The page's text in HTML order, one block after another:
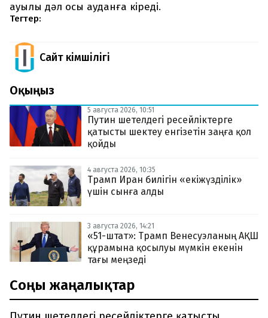
ауылы дәл осы ауданға кіреді.
Тегтер:
Сайт Әкімшілігі
Оқыңыз
5 августа 2026, 10:51
Путин шетелдегі ресейліктерге
қатысты шектеу енгізетін заңға қол
қойды
4 августа 2026, 10:35
Трамп Иран билігін «екіжүзділік»
үшін сынға алды
3 августа 2026, 14:21
«51-штат»: Трамп Венесуэланың АҚШ
құрамына қосылуы мүмкін екенін
тағы меңзеді
Соңғы жаңалықтар